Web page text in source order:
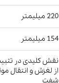
220 میلیمتر
154 میلیمتر
نقش کلیدی در
از لغزش و انتقال
شفت